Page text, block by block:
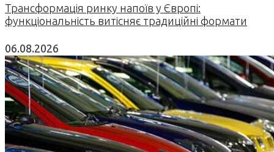
Трансформація ринку напоїв у Європі:
функціональність витісняє традиційні формати
06.08.2026